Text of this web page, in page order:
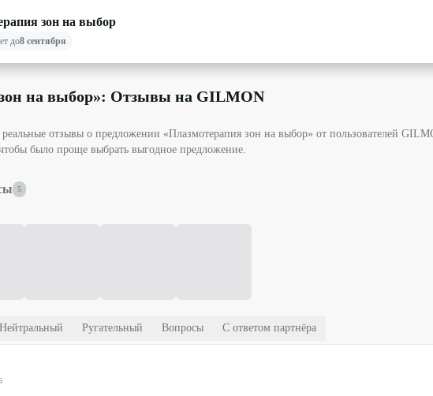
зон на выбор
до8 сентября
на выбор»: Отзывы на GILMON
отзывы о предложении «Плазмотерапия зон на выбор» от пользователей
было проще выбрать выгодное предложение.
5
Нейтральный Ругательный Вопросы С ответом партнёра